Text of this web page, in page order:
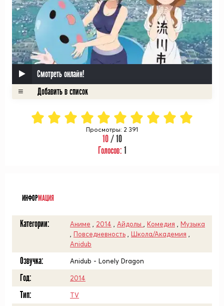
Смотреть онлайн!
Просмотры: 2 391
10/ 10
Голосов: 1
ИНФОРМАЦИЯ
Категории: Аниме 2014 Айдолы Комедия
Музыка
Повседневность Школа/Академия
Anidub
Озвучка: Anidub - Lonely Dragon
Год: 2014
Тип: TV